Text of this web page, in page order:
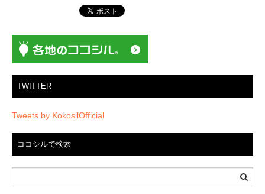
TWITTER
Tweets by KokosilOfficial
ココシルで検索